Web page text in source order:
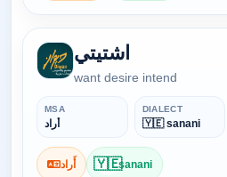
اشتيتي
want desire intend
MSA
أَراد
DIALECT
🇾🇪 sanani
أَراد 🇾🇪sanani